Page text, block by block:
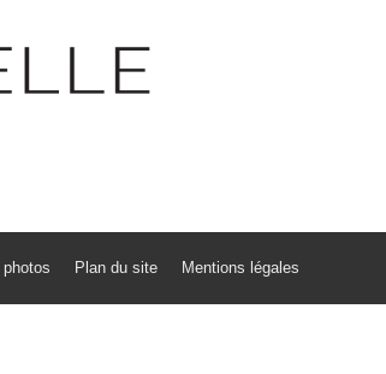
Plan du site Mentions légales